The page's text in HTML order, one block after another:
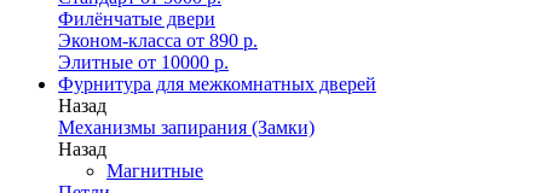
Филёнчатые двери
Эконом-класса от 890 р.
Элитные от 10000 р.
Фурнитура для межкомнатных дверей
Назад
Механизмы запирания (Замки)
Назад
Магнитные